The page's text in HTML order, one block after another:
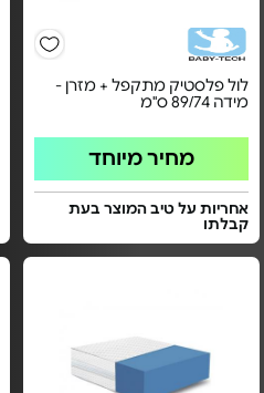
לול פלסטיק מתקפל + מזרן -
מידה 89/74 ס"מ
מחיר מיוחד
אחריות על טיב המוצר בעת
קבלתו